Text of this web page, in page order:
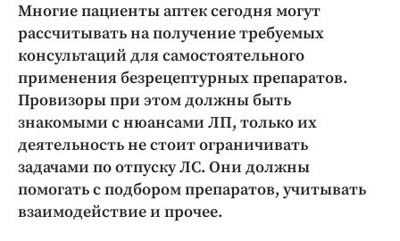
Спорт
Экономика и бизнес
ПРОЕКТЫ
Блоги
Издания
Медиаперсона
Интересное чтиво
Многие пациенты аптек сегодня могут
рассчитывать на получение требуемых
консультаций для самостоятельного
применения безрецептурных препаратов.
Провизоры при этом должны быть
знакомыми с нюансами ЛП, только их
деятельность не стоит ограничивать
задачами по отпуску ЛС. Они должны
помогать с подбором препаратов, учитывать
взаимодействие и прочее.